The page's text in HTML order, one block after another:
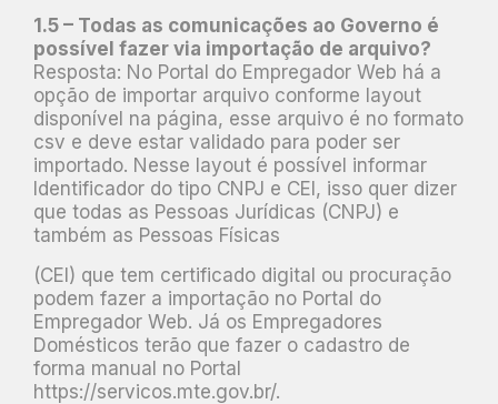
1.5 – Todas as comunicações ao Governo é
possível fazer via importação de arquivo?
Resposta: No Portal do Empregador Web há a
opção de importar arquivo conforme layout
disponível na página, esse arquivo é no formato
csv e deve estar validado para poder ser
importado. Nesse layout é possível informar
Identificador do tipo CNPJ e CEI, isso quer dizer
que todas as Pessoas Jurídicas (CNPJ) e
também as Pessoas Físicas
(CEI) que tem certificado digital ou procuração
podem fazer a importação no Portal do
Empregador Web. Já os Empregadores
Domésticos terão que fazer o cadastro de
forma manual no Portal
https://servicos.mte.gov.br/.